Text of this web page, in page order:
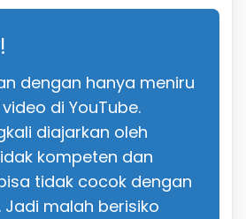
dengan hanya meniru
di YouTube.
diajarkan oleh
kompeten dan
tidak cocok dengan
Jadi malah berisiko